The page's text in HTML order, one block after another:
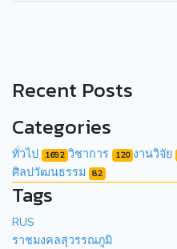
Recent Posts
Categories
ทั่วไป 1692 วิชาการ 120 งานวิจัย
ศิลปวัฒนธรรม 82
Tags
RUS
ราชมงคลสุวรรณภูมิ